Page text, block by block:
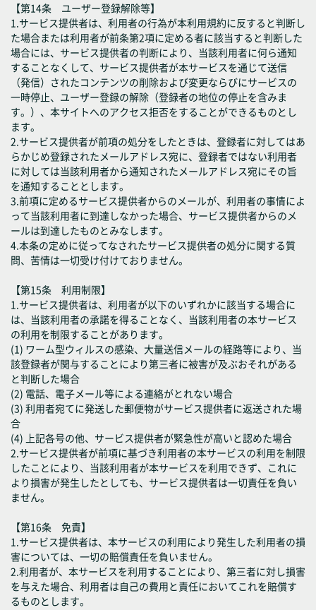
【第14条 ユーザー登録解除等】
1.サービス提供者は、利用者の行為が本利用規約に反すると判断し
た場合または利用者が前条第2項に定める者に該当すると判断した
場合には、サービス提供者の判断により、当該利用者に何ら通知
することなくして、サービス提供者が本サービスを通じて送信
（発信）されたコンテンツの削除および変更ならびにサービスの
一時停止、ユーザー登録の解除（登録者の地位の停止を含みま
す。）、本サイトへのアクセス拒否をすることができるものとし
ます。
2.サービス提供者が前項の処分をしたときは、登録者に対してはあ
らかじめ登録されたメールアドレス宛に、登録者ではない利用者
に対しては当該利用者から通知されたメールアドレス宛にその旨
を通知することとします。
3.前項に定めるサービス提供者からのメールが、利用者の事情によ
って当該利用者に到達しなかった場合、サービス提供者からのメ
ールは到達したものとみなします。
4.本条の定めに従ってなされたサービス提供者の処分に関する質
問、苦情は一切受け付けておりません。
【第15条 利用制限】
1.サービス提供者は、利用者が以下のいずれかに該当する場合に
は、当該利用者の承諾を得ることなく、当該利用者の本サービス
の利用を制限することがあります。
(1) ワーム型ウィルスの感染、大量送信メールの経路等により、当
該登録者が関与することにより第三者に被害が及ぶおそれがある
と判断した場合
(2) 電話、電子メール等による連絡がとれない場合
(3) 利用者宛てに発送した郵便物がサービス提供者に返送された場
合
(4) 上記各号の他、サービス提供者が緊急性が高いと認めた場合
2.サービス提供者が前項に基づき利用者の本サービスの利用を制限
したことにより、当該利用者が本サービスを利用できず、これに
より損害が発生したとしても、サービス提供者は一切責任を負い
ません。
【第16条 免責】
1.サービス提供者は、本サービスの利用により発生した利用者の損
害については、一切の賠償責任を負いません。
2.利用者が、本サービスを利用することにより、第三者に対し損害
を与えた場合、利用者は自己の費用と責任においてこれを賠償す
るものとします。